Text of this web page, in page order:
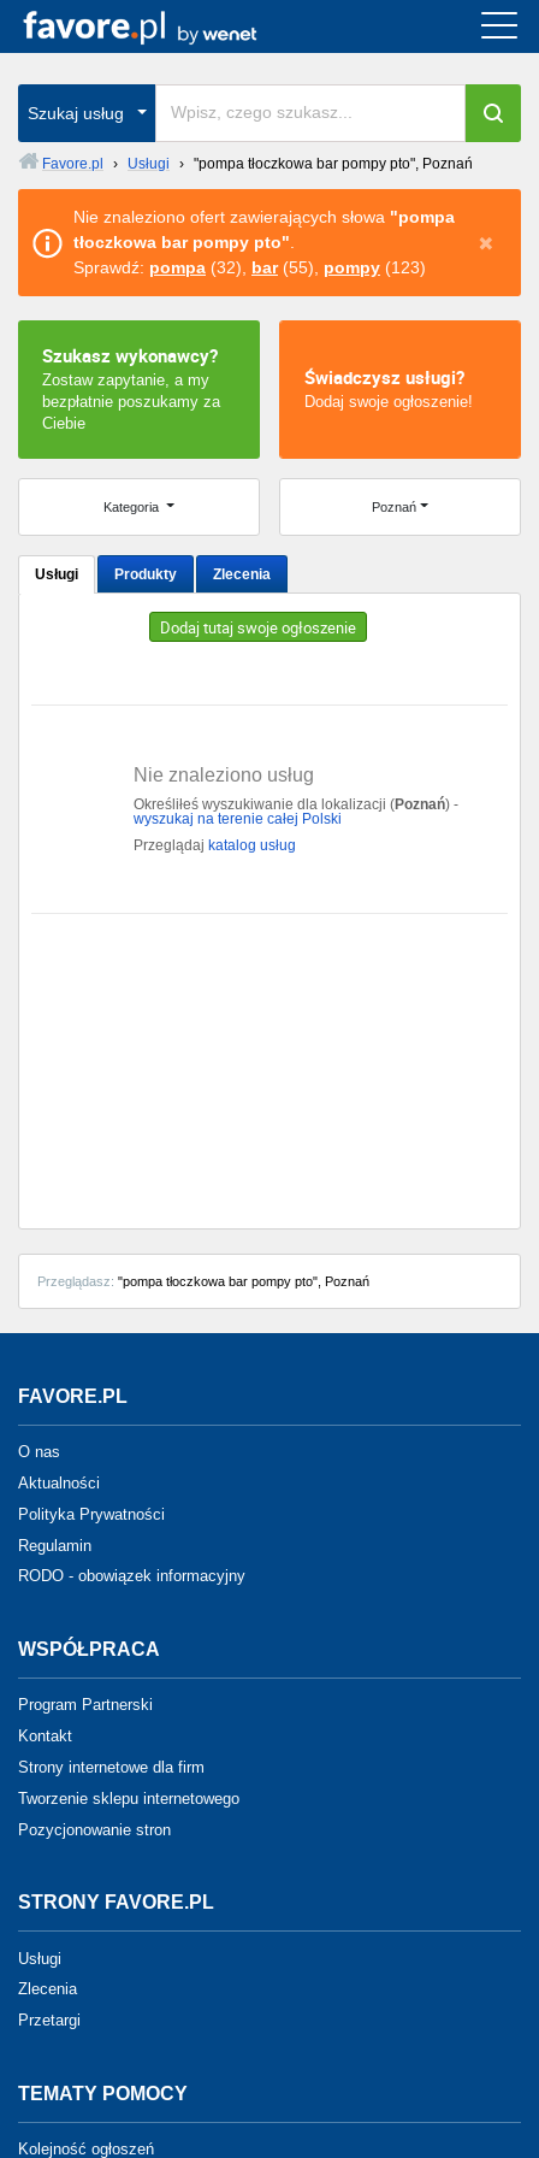
Szukaj usług
Favore.pl › Usługi › "pompa tłoczkowa bar pompy pto", Poznań
Nie znaleziono ofert zawierających słowa "pompa
tłoczkowa bar pompy pto"
Sprawdź: pompa (32), bar(55), pompy (123)
Szukasz wykonawcy?
Zostaw zapytanie, a my
bezpłatnie poszukamy za
Ciebie
Świadczysz usługi?
Dodaj swoje ogłoszenie!
Kategoria Poznań
Usługi Produkty Zlecenia
Dodaj tutaj swoje ogłoszenie
Nie znaleziono usług
Określiłeś wyszukiwanie dla lokalizacji (Poznań) -
wyszukaj na terenie całej Polski
Przeglądaj katalog usług
Przeglądasz: "pompa tłoczkowa bar pompy pto", Poznań
FAVORE.PL
O nas
Aktualności
Polityka Prywatności
Regulamin
RODO - obowiązek informacyjny
WSPÓŁPRACA
Program Partnerski
Kontakt
Strony internetowe dla firm
Tworzenie sklepu internetowego
Pozycjonowanie stron
STRONY FAVORE.PL
Usługi
Zlecenia
Przetargi
TEMATY POMOCY
Kolejność ogłoszeń
Cała Polska
wszystkie w całym kraju
Warszawa
Wrocław
Poznań
Łódź
Katowice
Szczecin
Gdańsk
Sosnowiec
Opole
Bytom
Tychy